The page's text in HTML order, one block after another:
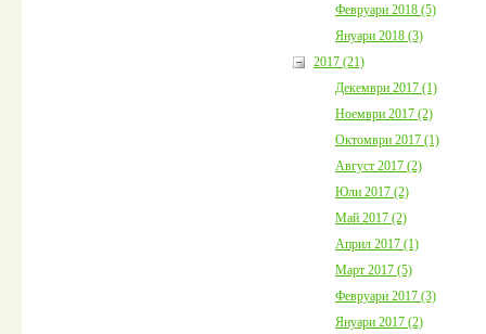
Февруари 2018 (5)
Януари 2018 (3)
2017 (21)
Декември 2017 (1)
Ноември 2017 (2)
Октомври 2017 (1)
Август 2017 (2)
Юли 2017 (2)
Май 2017 (2)
Април 2017 (1)
Март 2017 (5)
Февруари 2017 (3)
Януари 2017 (2)